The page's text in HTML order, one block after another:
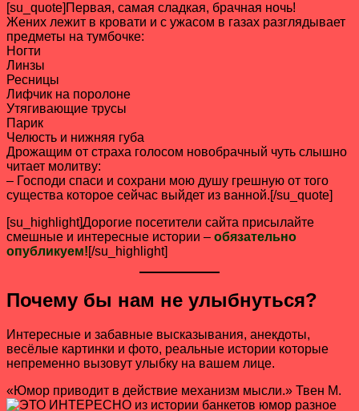
[su_quote]Первая, самая сладкая, брачная ночь!
Жених лежит в кровати и с ужасом в газах разглядывает
предметы на тумбочке:
Ногти
Линзы
Ресницы
Лифчик на поролоне
Утягивающие трусы
Парик
Челюсть и нижняя губа
Дрожащим от страха голосом новобрачный чуть слышно
читает молитву:
– Господи спаси и сохрани мою душу грешную от того
существа которое сейчас выйдет из ванной.[/su_quote]
[su_highlight]Дорогие посетители сайта присылайте
смешные и интересные истории – обязательно
опубликуем![/su_highlight]
Почему бы нам не улыбнуться?
Интересные и забавные высказывания, анекдоты,
весёлые картинки и фото, реальные истории которые
непременно вызовут улыбку на вашем лице.
«Юмор приводит в действие механизм мысли.» Твен М.